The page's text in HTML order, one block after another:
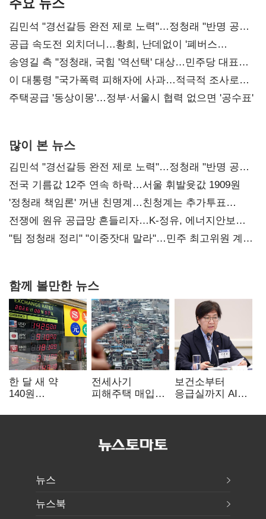
김민석 "경선갈등 완전 제로 노력"…정청래 "반명 공세
사과부터"
공급 속도전 외치더니…황희, 난데없이 '폐버스
리모델링' 제안
송영길 측 "정청래, 국힘 '역선택' 대상…민주당 대표로
총선 지휘 못해"
이 대통령 "국가폭력 피해자에 사과…적극적 조사로
진실 밝혀야"
주택공급 '동상이몽'…정부·서울시 협력 없으면 '공수표'
많이 본 뉴스
김민석 "경선갈등 완전 제로 노력"…정청래 "반명 공세
사과부터"
전국 기름값 12주 연속 하락…서울 휘발윳값 1909원
'정청래 책임론' 꺼낸 친명계…친청계는 추가투표
때리기
전쟁에 원유 공급망 흔들리자…K-정유, 에너지안보
핵심으로 재부상
"팀 정청래 정리" "이중잣대 말라"…민주 최고위원 계파
함께 볼만한 뉴스
한 달 새 약
140원
엔저'에 원화
전세사기
피해주택 매입
누적 피해자
보건소부터
응급실까지 AI
혁신 본격화
뉴스
뉴스북